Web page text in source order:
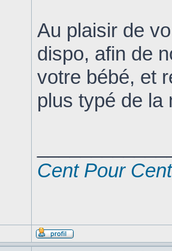
Au plaisir de
dispo, afin de
votre bébé, et
plus typé de la
Cent Pour Cent